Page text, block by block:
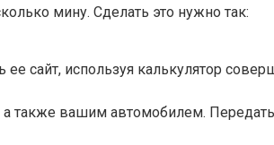
мину. Сделать это нужно так:
сайт, используя калькулятор
также вашим автомобилем.